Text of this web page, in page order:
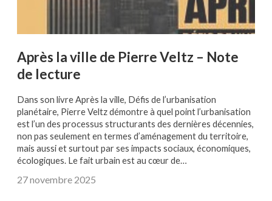
Après la ville de Pierre Veltz – Note
de lecture
Dans son livre Après la ville, Défis de l’urbanisation
planétaire, Pierre Veltz démontre à quel point l’urbanisation
est l’un des processus structurants des dernières décennies,
non pas seulement en termes d’aménagement du territoire,
mais aussi et surtout par ses impacts sociaux, économiques,
écologiques. Le fait urbain est au cœur de…
27 novembre 2025